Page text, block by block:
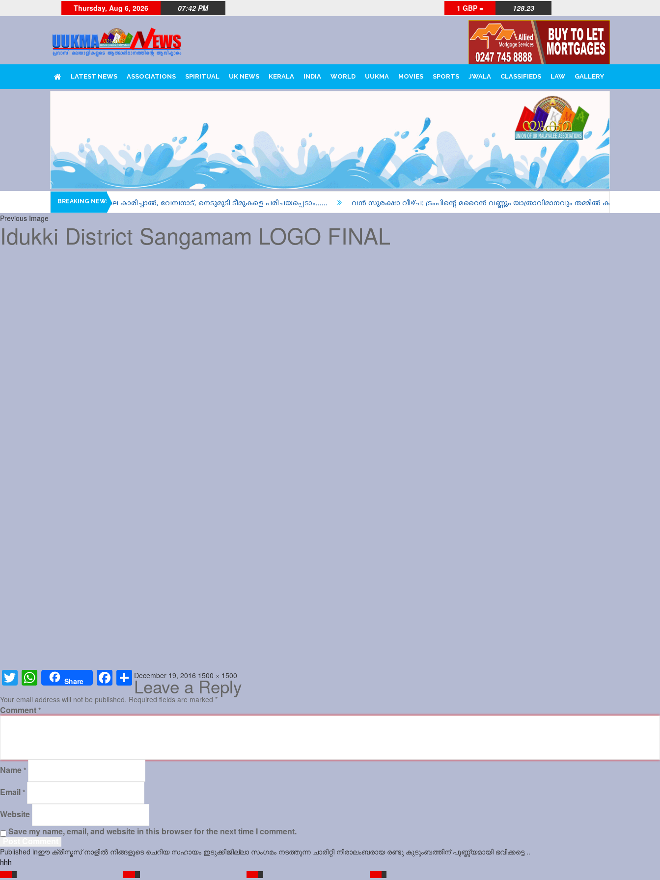
Thursday, Aug 6, 2026 07:42 PM 1 GBP = 128.23
LATEST NEWS ASSOCIATIONS SPIRITUAL UK NEWS KERALA INDIA WORLD UUKMA MOVIES SPORTS JWALA CLASSIFIEDS LAW GALLERY
BREAKING NEWS
ഹീറ്റ്സിലെ കാരിച്ചാൽ, വേമ്പനാട്, നെടുമുടി ടീമുകളെ പരിചയപ്പെടാം...... വൻ സുരക്ഷാ വീഴ്ച: ട്രംപിന്റെ മറൈൻ വണ്ണും യാത്രാവിമാനവും തമ്മിൽ കൂട്ടിയിടിക്കാതെ
Previous Image
Idukki District Sangamam LOGO FINAL
Twitter WhatsAppShare Facebook
Share
Posted
December 19, 2016 Full
size
1500 × 1500
Leave a Reply
Your email address will not be published. Required fields are marked *
Comment *
Name *
Email *
Website
Save my name, email, and website in this browser for the next time I comment.
Post
navigation
Published inഈ ക്രിസ്മസ് നാളില്‍ നിങ്ങളുടെ ചെറിയ സഹായം ഇടുക്കിജില്ലാ സംഗമം നടത്തുന്ന ചാരിറ്റി നിരാലംബരായ രണ്ടു കുടുംബത്തിന് പുണ്ണ്യമായി ഭവിക്കട്ടെ ..
hhh